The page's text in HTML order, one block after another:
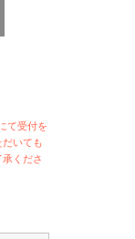
て受付を
いても
くださ